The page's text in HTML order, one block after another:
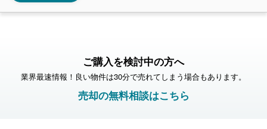
ご購入を検討中の方へ
業界最速情報！良い物件は30分で売れてしまう場合もあります。
売却の無料相談はこちら